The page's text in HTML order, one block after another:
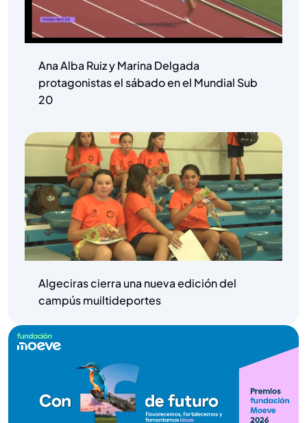
Ana Alba Ruiz y Marina Delgada
protagonistas el sábado en el Mundial Sub
20
Algeciras cierra una nueva edición del
campús muiltideportes